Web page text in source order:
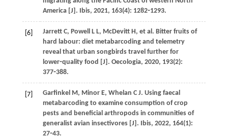
America [J]. Ibis, 2021, 163(4): 1282⁃1293.
[6] Jarrett C, Powell L L, McDevitt H, et al. Bitter fruits of
hard labour: diet metabarcoding and telemetry
reveal that urban songbirds travel further for
lower⁃quality food [J]. Oecologia, 2020, 193(2):
377⁃388.
[7] Garfinkel M, Minor E, Whelan C J. Using faecal
metabarcoding to examine consumption of crop
pests and beneficial arthropods in communities of
generalist avian insectivores [J]. Ibis, 2022, 164(1):
27⁃43.